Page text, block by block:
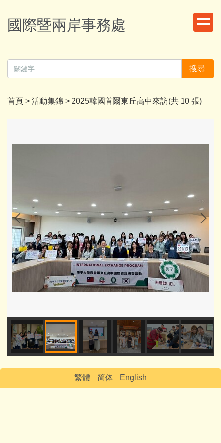
到
主
區
國際暨兩岸事務處
搜尋
首頁 > 活動集錦 > 2025韓國首爾東丘高中來訪(共 10 張)
繁體 简体 English